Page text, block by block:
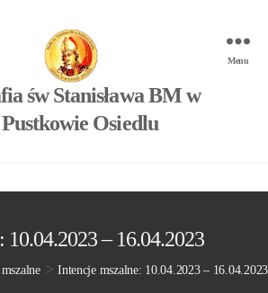
św Stanisława BM w
Pustkowie Osiedlu
Menu
10.04.2023 – 16.04.2023
>Intencje mszalne: 10.04.2023 – 16.04.2023